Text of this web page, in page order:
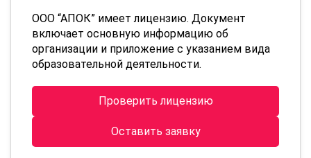
ООО “АПОК” имеет лицензию. Документ
включает основную информацию об
организации и приложение с указанием вида
образовательной деятельности.
Проверить лицензию
Оставить заявку